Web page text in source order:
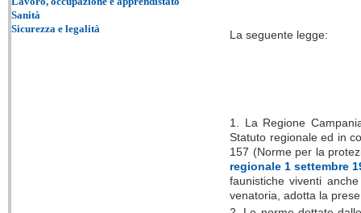
La seguente legge:
1. La Regione
Statuto regionale ed in
157 (Norme per la
regionale 1 settembre
faunistiche viventi
venatoria, adotta la
Sanità
Sicurezza e legalità